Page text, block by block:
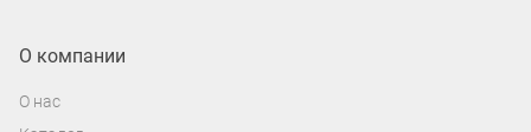
О компании
О нас